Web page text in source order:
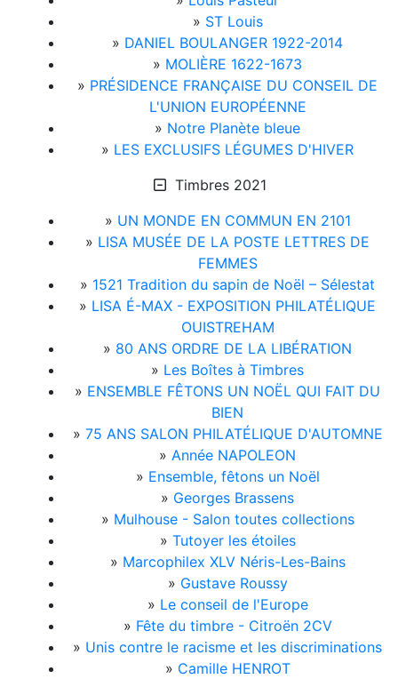
» ST Louis
» DANIEL BOULANGER 1922-2014
» MOLIÈRE 1622-1673
» PRÉSIDENCE FRANÇAISE DU CONSEIL DE
L'UNION EUROPÉENNE
» Notre Planète bleue
» LES EXCLUSIFS LÉGUMES D'HIVER
Timbres 2021
» UN MONDE EN COMMUN EN 2101
» LISA MUSÉE DE LA POSTE LETTRES DE
FEMMES
» 1521 Tradition du sapin de Noël – Sélestat
» LISA É-MAX - EXPOSITION PHILATÉLIQUE
OUISTREHAM
» 80 ANS ORDRE DE LA LIBÉRATION
» Les Boîtes à Timbres
» ENSEMBLE FÊTONS UN NOËL QUI FAIT DU
BIEN
» 75 ANS SALON PHILATÉLIQUE D'AUTOMNE
» Année NAPOLEON
» Ensemble, fêtons un Noël
» Georges Brassens
» Mulhouse - Salon toutes collections
» Tutoyer les étoiles
» Marcophilex XLV Néris-Les-Bains
» Gustave Roussy
» Le conseil de l'Europe
» Fête du timbre - Citroën 2CV
» Unis contre le racisme et les discriminations
» Camille HENROT